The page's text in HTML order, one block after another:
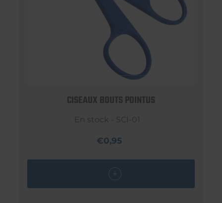
CISEAUX BOUTS POINTUS
En stock - SCI-01
€0,95